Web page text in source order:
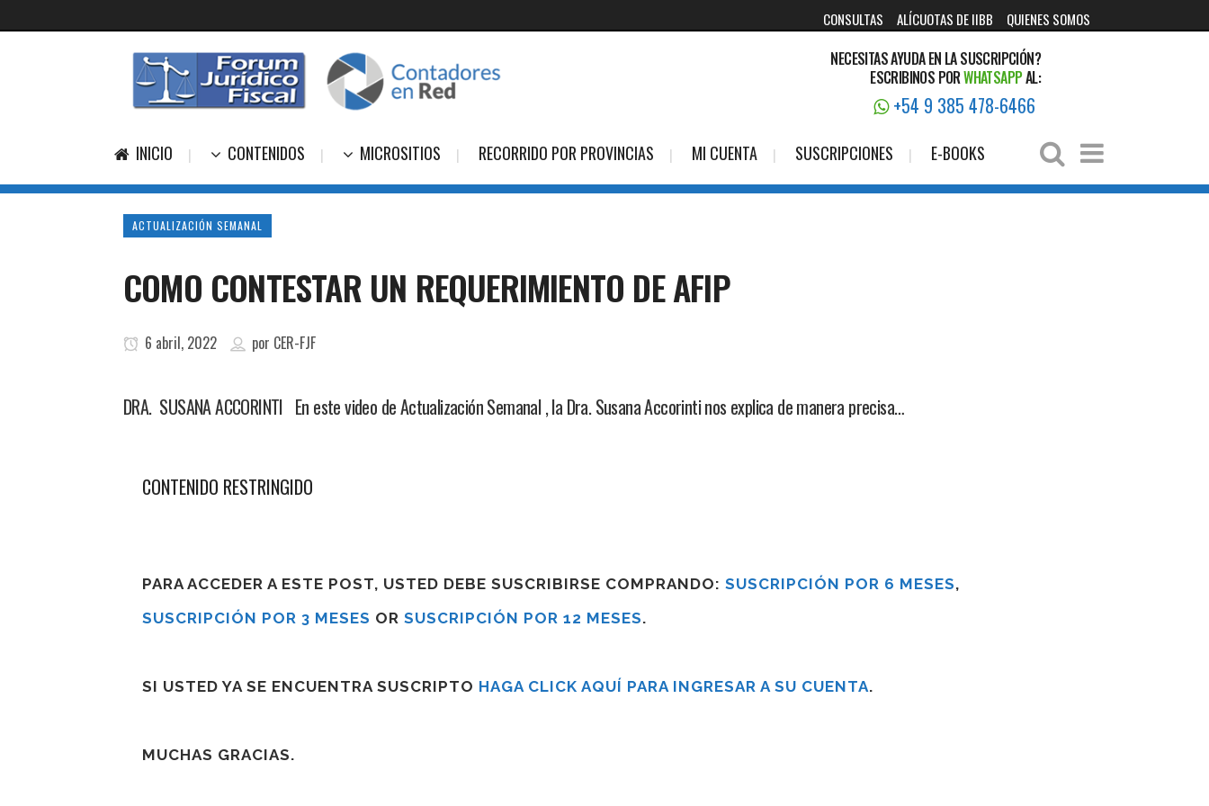
CONSULTAS ALÍCUOTAS DE IIBB QUIENES SOMOS
NECESITAS AYUDA EN LA SUSCRIPCIÓN?
ESCRIBINOS PORWHATSAPPAL:
+54 9 385 478-6466
INICIO CONTENIDOS MICROSITIOS RECORRIDO POR PROVINCIAS MI CUENTA SUSCRIPCIONES E-BOOKS
ACTUALIZACIÓN SEMANAL
COMO CONTESTAR UN REQUERIMIENTO DE AFIP
6 abril, 2022 por CER-FJF
DRA. SUSANA ACCORINTI En este video de Actualización Semanal , la Dra. Susana Accorinti nos explica de manera precisa…
CONTENIDO RESTRINGIDO
PARA ACCEDER A ESTE POST, USTED DEBE SUSCRIBIRSE COMPRANDO: SUSCRIPCIÓN POR 6 MESES,
SUSCRIPCIÓN POR 3 MESES OR SUSCRIPCIÓN POR 12 MESES.
SI USTED YA SE ENCUENTRA SUSCRIPTO HAGA CLICK AQUÍ PARA INGRESAR A SU CUENTA.
MUCHAS GRACIAS.